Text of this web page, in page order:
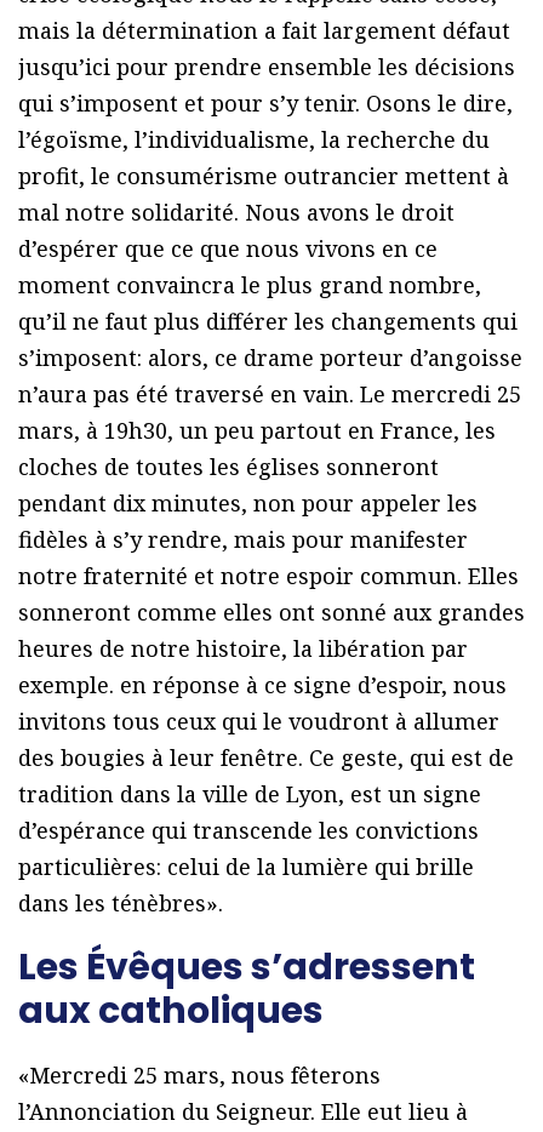
mais la détermination a fait largement défaut
jusqu’ici pour prendre ensemble les décisions
qui s’imposent et pour s’y tenir. Osons le dire,
l’égoïsme, l’individualisme, la recherche du
profit, le consumérisme outrancier mettent à
mal notre solidarité. Nous avons le droit
d’espérer que ce que nous vivons en ce
moment convaincra le plus grand nombre,
qu’il ne faut plus différer les changements qui
s’imposent: alors, ce drame porteur d’angoisse
n’aura pas été traversé en vain. Le mercredi 25
mars, à 19h30, un peu partout en France, les
cloches de toutes les églises sonneront
pendant dix minutes, non pour appeler les
fidèles à s’y rendre, mais pour manifester
notre fraternité et notre espoir commun. Elles
sonneront comme elles ont sonné aux grandes
heures de notre histoire, la libération par
exemple. en réponse à ce signe d’espoir, nous
invitons tous ceux qui le voudront à allumer
des bougies à leur fenêtre. Ce geste, qui est de
tradition dans la ville de Lyon, est un signe
d’espérance qui transcende les convictions
particulières: celui de la lumière qui brille
dans les ténèbres».
Les Évêques s’adressent
aux catholiques
«Mercredi 25 mars, nous fêterons
l’Annonciation du Seigneur. Elle eut lieu à